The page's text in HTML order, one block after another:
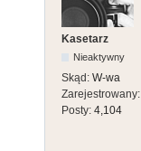
Kasetarz
Nieaktywny
Skąd: W-wa
Zarejestrowany:
Posty: 4,104